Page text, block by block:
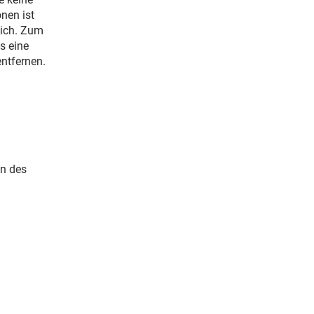
ist
Zum
eine
des